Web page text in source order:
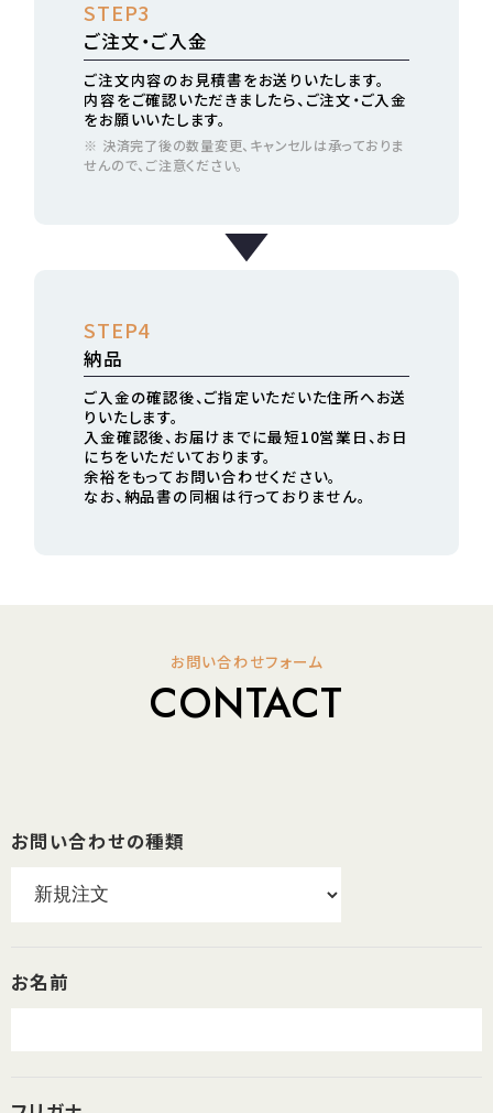
STEP3
ご注文・ご入金
ご注文内容のお見積書をお送りいたします。
内容をご確認いただきましたら、ご注文・ご入金
をお願いいたします。
※ 決済完了後の数量変更、キャンセルは承っておりま
せんので、ご注意ください。
STEP4
納品
ご入金の確認後、ご指定いただいた住所へお送
りいたします。
入金確認後、お届けまでに最短10営業日、お日
にちをいただいております。
余裕をもってお問い合わせください。
なお、納品書の同梱は行っておりません。
お問い合わせフォーム
CONTACT
お問い合わせの種類
お名前